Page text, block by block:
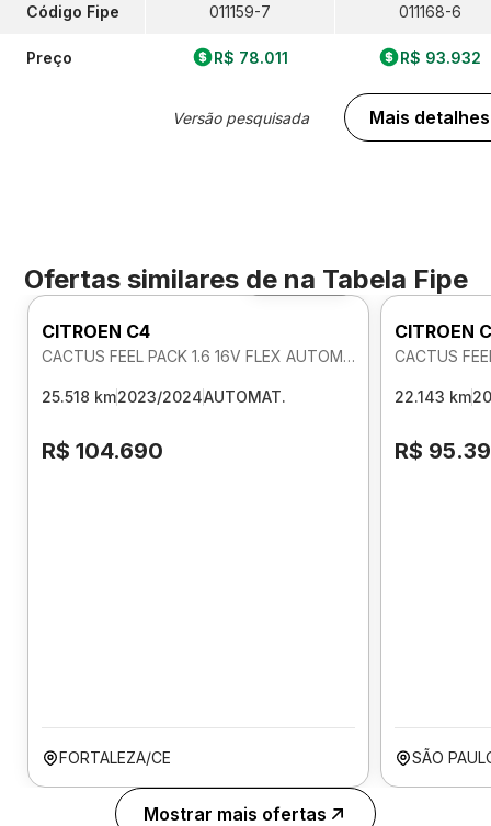
Código Fipe
Preço
011159-7
R$ 78.011
Versão pesquisada
011168-6
R$ 93.932
Mais detalhes
Ofertas similares de na Tabela Fipe
Foto 360º
CITROEN C4
CACTUS FEEL PACK 1.6 16V FLEX AUTOMATICO
25.518 km2023/2024AUTOMAT.
R$ 104.690
FORTALEZA/CE
CITROEN
CACTUS
22.143 km
R$
SÃO
Mostrar mais ofertas